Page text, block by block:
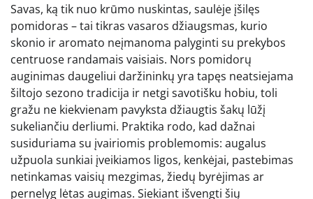
Savas, ką tik nuo krūmo nuskintas, saulėje įšilęs
pomidoras – tai tikras vasaros džiaugsmas, kurio
skonio ir aromato neįmanoma palyginti su prekybos
centruose randamais vaisiais. Nors pomidorų
auginimas daugeliui daržininkų yra tapęs neatsiejama
šiltojo sezono tradicija ir netgi savotišku hobiu, toli
gražu ne kiekvienam pavyksta džiaugtis šakų lūžį
sukeliančiu derliumi. Praktika rodo, kad dažnai
susiduriama su įvairiomis problemomis: augalus
užpuola sunkiai įveikiamos ligos, kenkėjai, pastebimas
netinkamas vaisių mezgimas, žiedų byrėjimas ar
pernelyg lėtas augimas. Siekiant išvengti šių